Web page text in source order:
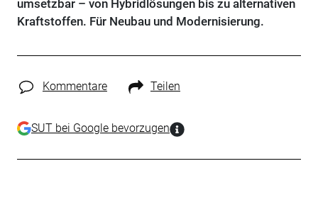
umsetzbar – von Hybridlösungen bis zu alternativen
Kraftstoffen. Für Neubau und Modernisierung.
Kommentare Teilen
SUT bei Google bevorzugen